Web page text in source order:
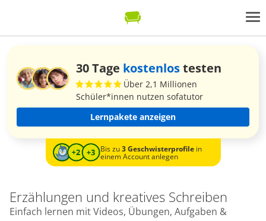
30 Tage kostenlostesten
Über 2,1 Millionen
Schüler*innen nutzen sofatutor
Lernpakete anzeigen
Bis zu3 Geschwisterprofilein
einem Account anlegen
Erzählungen und kreatives Schreiben
Einfach lernen mit Videos, Übungen, Aufgaben &